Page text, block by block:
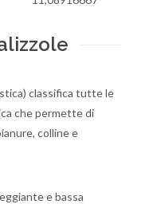
classifica tutte le
che permette di
colline e
e bassa